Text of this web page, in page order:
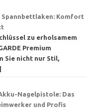
Spannbettlaken: Komfort
zu erholsamem
Premium
Sie nicht nur Stil,
Akku-Nagelpistole: Das
und Profis